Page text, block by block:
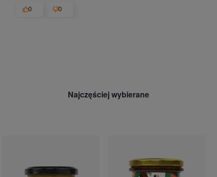
0
0
Najczęściej wybierane